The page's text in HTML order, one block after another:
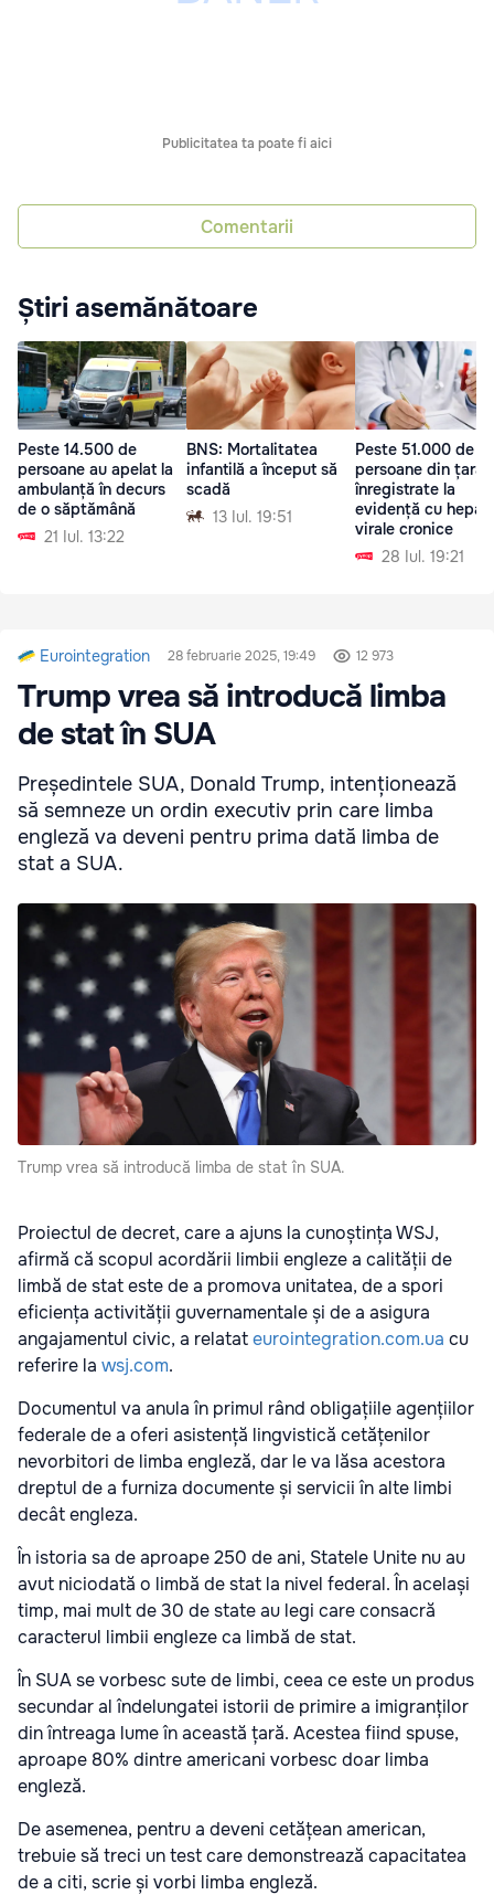
Publicitatea ta poate fi aici
Comentarii
Știri asemănătoare
Peste 14.500 de
persoane au apelat la
ambulanță în decurs
de o săptămână
21 Iul. 13:22
BNS: Mortalitatea
infantilă a început să
scadă
13 Iul. 19:51
Peste 51.000 de
persoane din țară,
înregistrate la
evidență cu
virale cronice
28 Iul. 19:21
Eurointegration 28 februarie 2025, 19:49 12 973
Trump vrea să introducă limba
de stat în SUA
Președintele SUA, Donald Trump, intenționează
să semneze un ordin executiv prin care limba
engleză va deveni pentru prima dată limba de
stat a SUA.
Trump vrea să introducă limba de stat în SUA.
Proiectul de decret, care a ajuns la cunoștința WSJ,
afirmă că scopul acordării limbii engleze a calității de
limbă de stat este de a promova unitatea, de a spori
eficiența activității guvernamentale și de a asigura
angajamentul civic, a relatateurointegration.com.ua cu
referire la wsj.com.
Documentul va anula în primul rând obligațiile agențiilor
federale de a oferi asistență lingvistică cetățenilor
nevorbitori de limba engleză, dar le va lăsa acestora
dreptul de a furniza documente și servicii în alte limbi
decât engleza.
În istoria sa de aproape 250 de ani, Statele Unite nu au
avut niciodată o limbă de stat la nivel federal. În același
timp, mai mult de 30 de state au legi care consacră
caracterul limbii engleze ca limbă de stat.
În SUA se vorbesc sute de limbi, ceea ce este un produs
secundar al îndelungatei istorii de primire a imigranților
din întreaga lume în această țară. Acestea fiind spuse,
aproape 80% dintre americani vorbesc doar limba
engleză.
De asemenea, pentru a deveni cetățean american,
trebuie să treci un test care demonstrează capacitatea
de a citi, scrie și vorbi limba engleză.